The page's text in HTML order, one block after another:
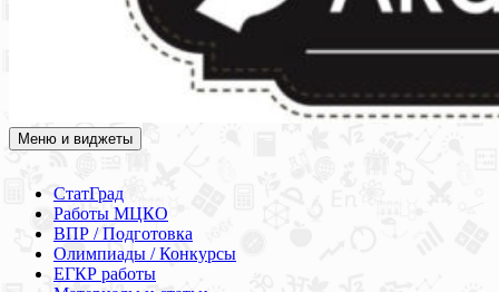
Академия СОВА
Подготовка к ЕГЭ, ОГЭ, ВПР, МЦКО, СтатГрад, КДР, ВОШ,
Меню и виджеты
СтатГрад
Работы МЦКО
ВПР / Подготовка
Олимпиады / Конкурсы
ЕГКР работы